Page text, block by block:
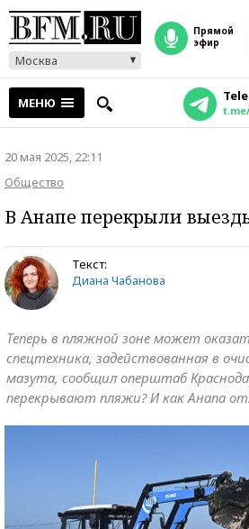
Москва
прямой
эфир
МЕНЮ
20 мая 2025, 22:11
Общество
В Анапе перекрыли
Текст:
Диана Чабанова
Теперь в пляжной зоне может
спецтехника, задействованная в
мазута, сообщил оперштаб
перекрывают пляжи? И как Анапа